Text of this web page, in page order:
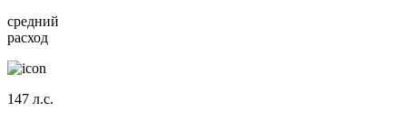
средний
расход
147 л.с.